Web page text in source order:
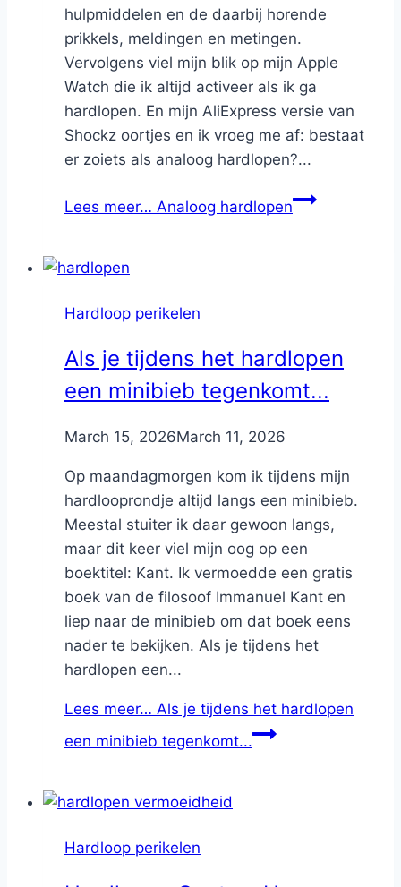
hulpmiddelen en de daarbij horende
prikkels, meldingen en metingen.
Vervolgens viel mijn blik op mijn Apple
Watch die ik altijd activeer als ik ga
hardlopen. En mijn AliExpress versie van
Shockz oortjes en ik vroeg me af: bestaat
er zoiets als analoog hardlopen?...
Lees meer… Analoog hardlopen
Hardloop perikelen
Als je tijdens het hardlopen
een minibieb tegenkomt...
ByNicole
March 15, 2026March 11, 2026
Op maandagmorgen kom ik tijdens mijn
hardlooprondje altijd langs een minibieb.
Meestal stuiter ik daar gewoon langs,
maar dit keer viel mijn oog op een
boektitel: Kant. Ik vermoedde een gratis
boek van de filosoof Immanuel Kant en
liep naar de minibieb om dat boek eens
nader te bekijken. Als je tijdens het
hardlopen een...
Lees meer… Als je tijdens het hardlopen
een minibieb tegenkomt...
Hardloop perikelen